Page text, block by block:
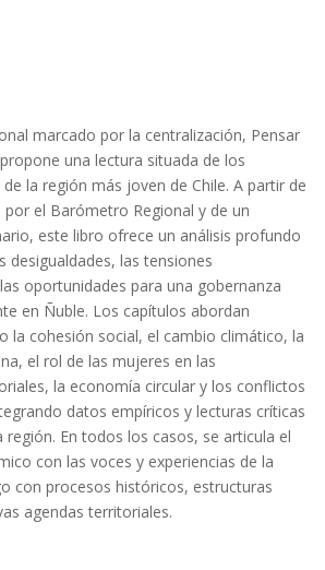
marcado por la centralización, Pensar
una lectura situada de los
la región más joven de Chile. A partir de
el Barómetro Regional y de un
este libro ofrece un análisis profundo
desigualdades, las tensiones
oportunidades para una gobernanza
en Ñuble. Los capítulos abordan
la cohesión social, el cambio climático, la
el rol de las mujeres en las
la economía circular y los conflictos
datos empíricos y lecturas críticas
región. En todos los casos, se articula el
con las voces y experiencias de la
con procesos históricos, estructuras
agendas territoriales.